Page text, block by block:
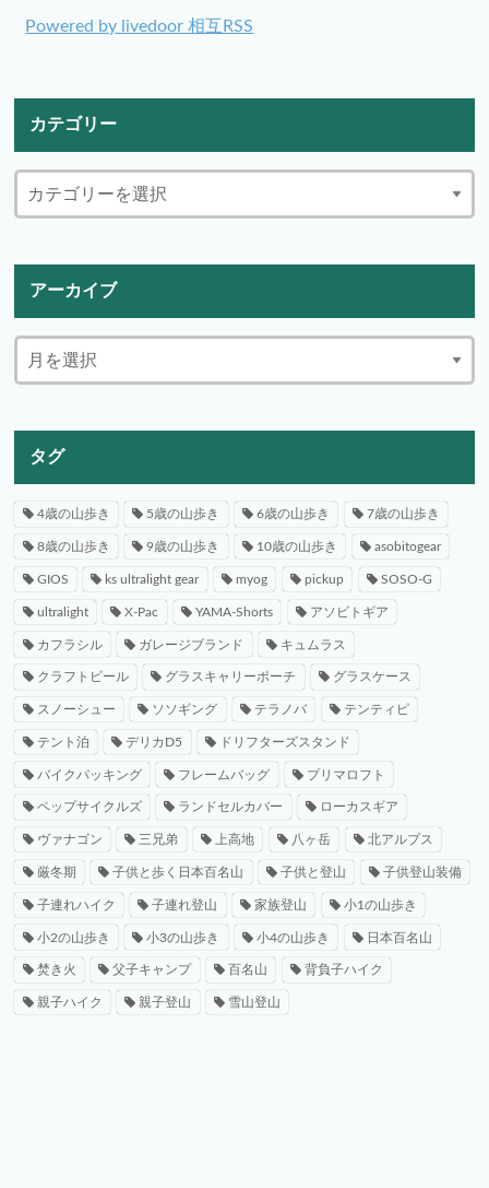
Powered by livedoor 相互RSS
カテゴリー
アーカイブ
タグ
4歳の山歩き 5歳の山歩き 6歳の山歩き 7歳の山歩き
8歳の山歩き 9歳の山歩き 10歳の山歩き asobitogear
GIOS ks ultralight gear myog pickup SOSO-G
ultralight X-Pac YAMA-Shorts アソビトギア
カフラシル ガレージブランド キュムラス
クラフトビール グラスキャリーポーチ グラスケース
スノーシュー ソソギング テラノバ テンティピ
テント泊 デリカD5 ドリフターズスタンド
バイクパッキング フレームバッグ プリマロフト
ペップサイクルズ ランドセルカバー ローカスギア
ヴァナゴン 三兄弟 上高地 八ヶ岳 北アルプス
厳冬期 子供と歩く日本百名山 子供と登山 子供登山装備
子連れハイク 子連れ登山 家族登山 小1の山歩き
小2の山歩き 小3の山歩き 小4の山歩き 日本百名山
焚き火 父子キャンプ 百名山 背負子ハイク
親子ハイク 親子登山 雪山登山